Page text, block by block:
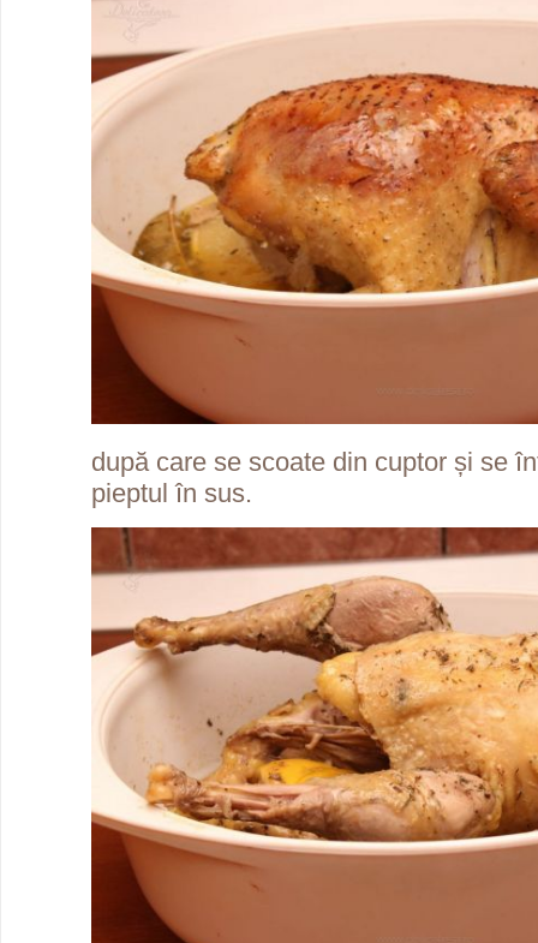
după care se scoate din cuptor și se
pieptul în sus.